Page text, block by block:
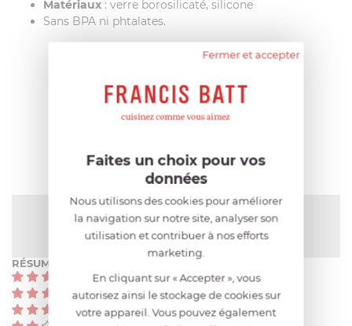
Matériaux : verre borosilicaté, silicone
Sans BPA ni phtalates.
AIDE AU CHOIX
NOTE MOYENNE
Pas encore de note
RÉSUMÉ
(0)
(0)
(0)
Fermer et accepter
Faites un choix pour vos
données
Nous utilisons des cookies pour améliorer
la navigation sur notre site, analyser son
utilisation et contribuer à nos efforts
marketing.
En cliquant sur « Accepter », vous
autorisez ainsi le stockage de cookies sur
votre appareil. Vous pouvez également